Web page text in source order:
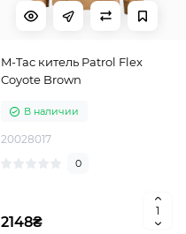
M-Tac китель Patrol Flex
Coyote Brown
В наличии
20028017
0
2148₴